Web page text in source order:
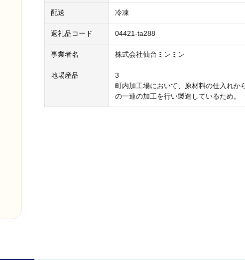
配送 冷凍
返礼品コード 04421-ta288
事業者名 株式会社仙台ミンミン
地場産品
3
町内加工場において、原材料の仕入れか
の一連の加工を行い製造しているため。